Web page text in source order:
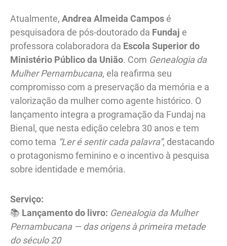
Atualmente, Andrea Almeida Campos é
pesquisadora de pós-doutorado da Fundaj e
professora colaboradora da Escola Superior do
Ministério Público da União. Com Genealogia da
Mulher Pernambucana, ela reafirma seu
compromisso com a preservação da memória e a
valorização da mulher como agente histórico. O
lançamento integra a programação da Fundaj na
Bienal, que nesta edição celebra 30 anos e tem
como tema “Ler é sentir cada palavra”, destacando
o protagonismo feminino e o incentivo à pesquisa
sobre identidade e memória.
Serviço:
📚 Lançamento do livro: Genealogia da Mulher
Pernambucana — das origens à primeira metade
do século 20